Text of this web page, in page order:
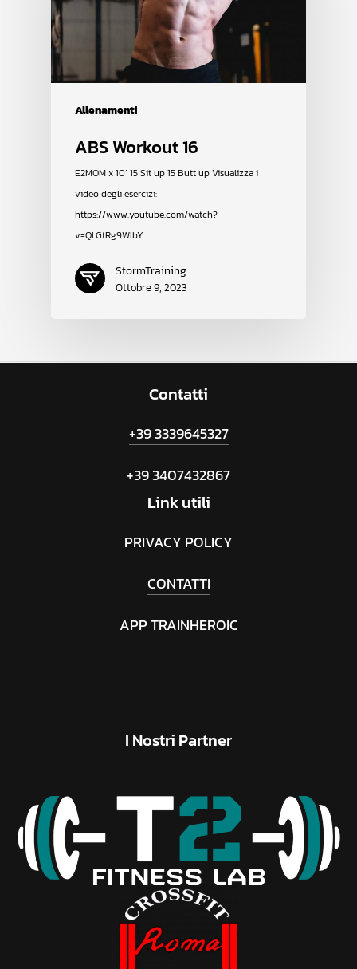
Allenamenti
ABS Workout 16
E2MOM x 10’ 15 Sit up 15 Butt up Visualizza i
video degli esercizi:
https://www.youtube.com/watch?
v=QLGtRg9WIbY…
StormTraining
Ottobre 9, 2023
Contatti
+39 3339645327
+39 3407432867
Linkutili
PRIVACY POLICY
CONTATTI
APP TRAINHEROIC
I Nostri Partner